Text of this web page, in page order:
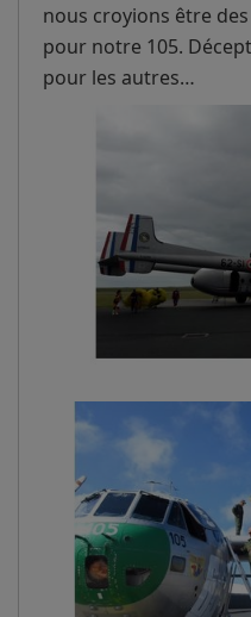
nous croyions être
pour notre 105.
pour les autres…